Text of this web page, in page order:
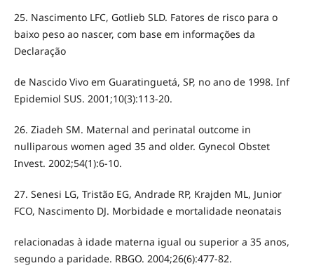
25. Nascimento LFC, Gotlieb SLD. Fatores de risco para o
baixo peso ao nascer, com base em informações da
Declaração
de Nascido Vivo em Guaratinguetá, SP, no ano de 1998. Inf
Epidemiol SUS. 2001;10(3):113-20.
26. Ziadeh SM. Maternal and perinatal outcome in
nulliparous women aged 35 and older. Gynecol Obstet
Invest. 2002;54(1):6-10.
27. Senesi LG, Tristão EG, Andrade RP, Krajden ML, Junior
FCO, Nascimento DJ. Morbidade e mortalidade neonatais
relacionadas à idade materna igual ou superior a 35 anos,
segundo a paridade. RBGO. 2004;26(6):477-82.